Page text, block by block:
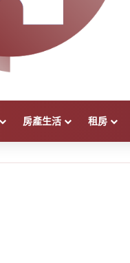
房產生活 租房